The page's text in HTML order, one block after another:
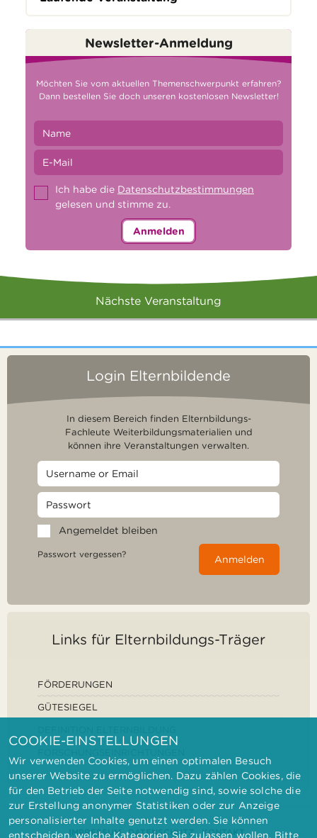
Newsletter-Anmeldung
Möchten Sie vom aktuellen Themenschwerpunkt erfahren?
Dann bestellen Sie doch unseren kostenlosen Newsletter!
Ich habe die Datenschutzbestimmungen
gelesen und stimme zu.
Anmelden
Nächste Veranstaltung
Login Elternbildende
In diesem Bereich finden Elternbildungs-
Fachleute Weiterbildungsmaterialien und
können ihre Veranstaltungen verwalten.
Angemeldet bleiben
Passwort vergessen? Anmelden
Links für Elternbildungs-Träger
FÖRDERUNGEN
GÜTESIEGEL
IMPRESSUM DATENSCHUTZ KONTAKT
COOKIE-EINSTELLUNGEN
Wir verwenden Cookies, um einen optimalen Besuch
unserer Website zu ermöglichen. Dazu zählen Cookies, die
für den Betrieb der Seite notwendig sind, sowie solche die
zur Erstellung anonymer Statistiken oder zur Anzeige
personalisierter Inhalte genutzt werden. Sie können
entscheiden, welche Kategorien Sie zulassen wollen. Bitte